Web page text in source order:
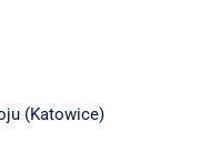
(Katowice)